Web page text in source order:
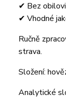
✔ Bez
✔ Vhodné
Ručně
strava.
Složení:
Analytické